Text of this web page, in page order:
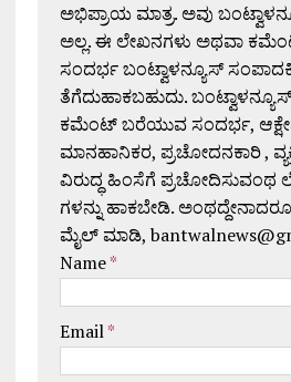
ಅಭಿಪ್ರಾಯ ಮಾತ್ರ. ಅವು
ಅಲ್ಲ. ಈ ಲೇಖನಗಳು ಅಥವಾ
ಸಂದರ್ಭ ಬಂಟ್ವಾಳನ್ಯೂಸ್
ತೆಗೆದುಹಾಕಬಹುದು.
ಕಮೆಂಟ್ ಬರೆಯುವ ಸಂದರ್ಭ,
ಮಾನಹಾನಿಕರ, ಪ್ರಚೋದನಕಾರಿ ,
ವಿರುದ್ಧ ಹಿಂಸೆಗೆ ಪ್ರಚೋದಿಸುವಂಥ
ಗಳನ್ನು ಹಾಕಬೇಡಿ.
ಮೈಲ್ ಮಾಡಿ,
Name*
Email*